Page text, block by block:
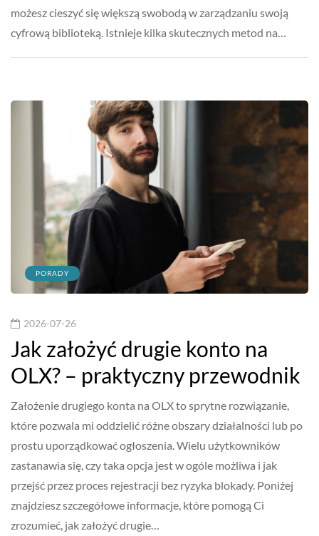
możesz cieszyć się większą swobodą w zarządzaniu swoją
cyfrową biblioteką. Istnieje kilka skutecznych metod na…
PORADY
2026-07-26
Jak założyć drugie konto na
OLX? – praktyczny przewodnik
Założenie drugiego konta na OLX to sprytne rozwiązanie,
które pozwala mi oddzielić różne obszary działalności lub po
prostu uporządkować ogłoszenia. Wielu użytkowników
zastanawia się, czy taka opcja jest w ogóle możliwa i jak
przejść przez proces rejestracji bez ryzyka blokady. Poniżej
znajdziesz szczegółowe informacje, które pomogą Ci
zrozumieć, jak założyć drugie…